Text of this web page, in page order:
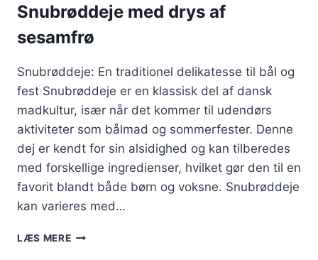
Snubrøddeje med drys af
sesamfrø
Snubrøddeje: En traditionel delikatesse til bål og
fest Snubrøddeje er en klassisk del af dansk
madkultur, især når det kommer til udendørs
aktiviteter som bålmad og sommerfester. Denne
dej er kendt for sin alsidighed og kan tilberedes
med forskellige ingredienser, hvilket gør den til en
favorit blandt både børn og voksne. Snubrøddeje
kan varieres med…
LÆS MERESNUBRØDDEJE